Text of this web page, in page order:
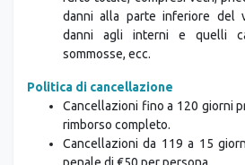
sommosse, ecc.
Politica di cancellazione
Cancellazioni fino a 120 giorni
rimborso completo.
Cancellazioni da 119 a 15
penale di €50 per persona.
Cancellazioni da 14 a 8
penale del 30%.